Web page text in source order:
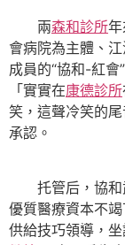
兩森和診所
會病院為主體、江
成員的“協和-紅會
「實實在康德診所
笑，這聲冷笑的
承認。
托管后，協和
優質醫療資本不
供給技巧領導，